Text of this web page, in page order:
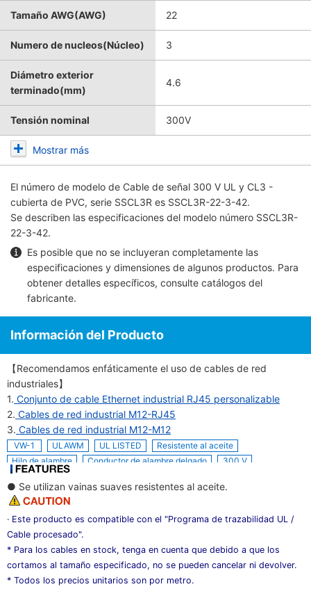
Tamaño AWG(AWG) 22
Numero de nucleos(Núcleo) 3
Diámetro exterior
terminado(mm)
4.6
Tensión nominal 300V
Mostrar más
El número de modelo de Cable de señal 300 V UL y CL3 -
cubierta de PVC, serie SSCL3R es SSCL3R-22-3-42.
Se describen las especificaciones del modelo número SSCL3R-
22-3-42.
Es posible que no se incluyeran completamente las
especificaciones y dimensiones de algunos productos. Para
obtener detalles específicos, consulte catálogos del
fabricante.
Información del Producto
【Recomendamos enfáticamente el uso de cables de red
industriales】
1. Conjunto de cable Ethernet industrial RJ45 personalizable
2. Cables de red industrial M12-RJ45
3. Cables de red industrial M12-M12
VW-1 ULAWM UL LISTED
Resistente al aceite
Hilo de alambre
Conductor de alambre delgado 300 V
● Se utilizan vainas suaves resistentes al aceite.
· Este producto es compatible con el "Programa de trazabilidad UL /
Cable procesado".
* Para los cables en stock, tenga en cuenta que debido a que los
cortamos al tamaño especificado, no se pueden cancelar ni devolver.
* Todos los precios unitarios son por metro.